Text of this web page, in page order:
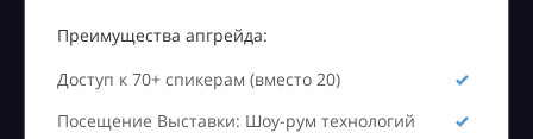
Преимущества апгрейда:
Доступ к 70+ спикерам (вместо 20)
Посещение Выставки: Шоу-рум технологий